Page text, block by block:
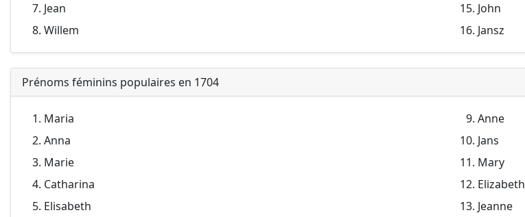
Jean
Willem
John
Jansz
Prénoms féminins populaires en 1704
Maria
Anna
Marie
Catharina
Elisabeth
Anne
Jans
Mary
Elizabeth
Jeanne